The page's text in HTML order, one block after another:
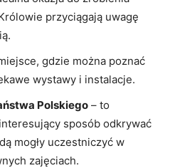
przyciągają ⁤uwagę
gdzie można poznać
​wystawy ​i instalacje.
‌Polskiego – to⁣
sposób odkrywać
mogły‌ uczestniczyć⁤ w
zajęciach.